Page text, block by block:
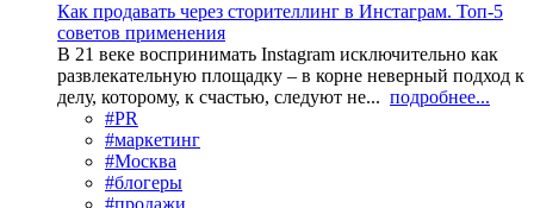
Как продавать через сторителлинг в Инстаграм. Топ-5
советов применения
В 21 веке воспринимать Instagram исключительно как
развлекательную площадку – в корне неверный подход к
делу, которому, к счастью, следуют не... подробнее...
#PR
#маркетинг
#Москва
#блогеры